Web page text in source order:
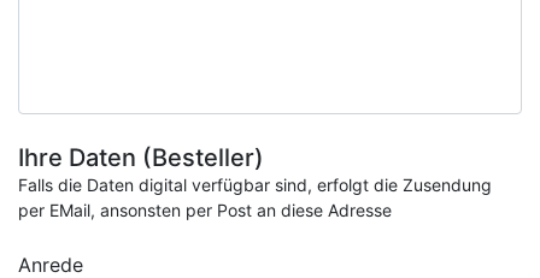
Ihre Daten (Besteller)
Falls die Daten digital verfügbar sind, erfolgt die Zusendung
per EMail, ansonsten per Post an diese Adresse
Anrede